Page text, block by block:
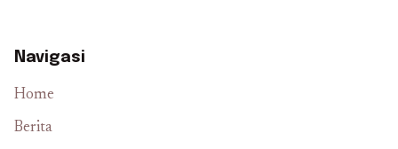
Navigasi
Home
Berita